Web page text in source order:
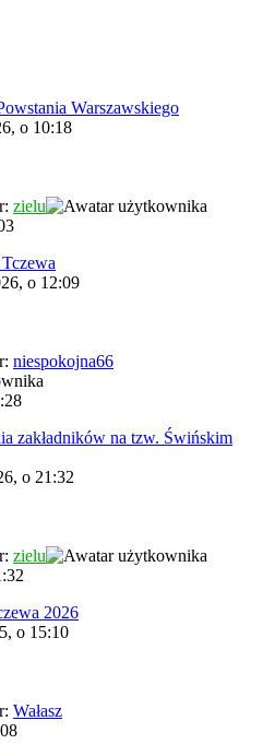
Warszawskiego
o 10:18
zielu
o 12:09
niespokojna66
zakładników na tzw. Świńskim
o 21:32
zielu
2026
o 15:10
Wałasz